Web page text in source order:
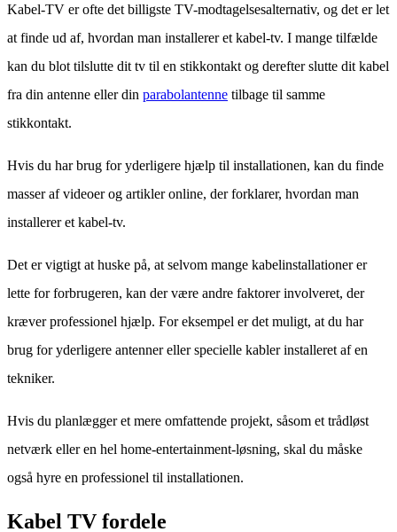
Kabel-TV er ofte det billigste TV-modtagelsesalternativ, og det er let
at finde ud af, hvordan man installerer et kabel-tv. I mange tilfælde
kan du blot tilslutte dit tv til en stikkontakt og derefter slutte dit kabel
fra din antenne eller din parabolantenne tilbage til samme
stikkontakt.
Hvis du har brug for yderligere hjælp til installationen, kan du finde
masser af videoer og artikler online, der forklarer, hvordan man
installerer et kabel-tv.
Det er vigtigt at huske på, at selvom mange kabelinstallationer er
lette for forbrugeren, kan der være andre faktorer involveret, der
kræver professionel hjælp. For eksempel er det muligt, at du har
brug for yderligere antenner eller specielle kabler installeret af en
tekniker.
Hvis du planlægger et mere omfattende projekt, såsom et trådløst
netværk eller en hel home-entertainment-løsning, skal du måske
også hyre en professionel til installationen.
Kabel TV fordele